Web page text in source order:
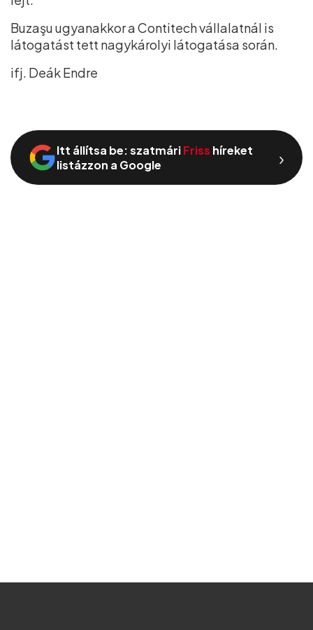
Buzaşu ugyanakkor a Contitech vállalatnál is
látogatást tett nagykárolyi látogatása során.
ifj. Deák Endre
Itt állítsa be: szatmáriFriss híreket
listázzon a Google
›